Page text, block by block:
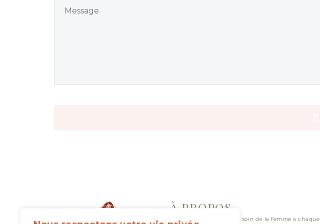
À PROPOS
Chez Eclosion, je prends soin de la femme à chaque